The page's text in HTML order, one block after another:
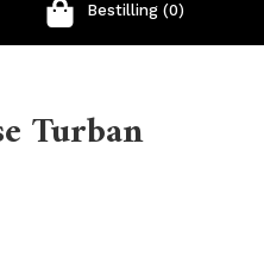
Bestilling (0)
Turban